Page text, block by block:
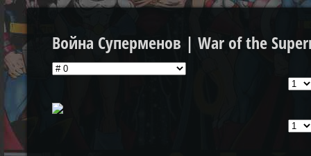
Война Суперменов | War of the